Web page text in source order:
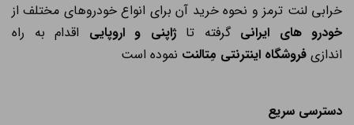
خرابی لنت ترمز و نحوه خرید آن برای انواع خودروهای مختلف از
خودرو های ایرانیگرفته تاژاپنی و اروپاییاقدام به راه
اندازیفروشگاه اینترنتی مِتالنتنموده است
دسترسی سریع